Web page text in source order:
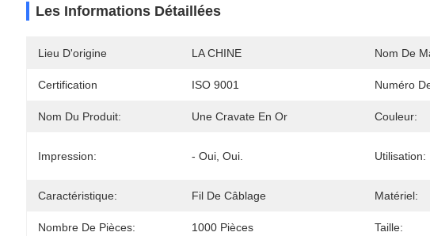
Les Informations Détaillées
Lieu D'origine LA CHINE Nom De
Certification ISO 9001 Numéro
Nom Du Produit: Une Cravate En Or Couleur:
Impression: - Oui, Oui. Utilisation:
Caractéristique: Fil De Câblage Matériel:
Nombre De Pièces: 1000 Pièces Taille: